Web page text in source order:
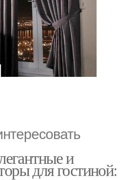
и
для гостиной: